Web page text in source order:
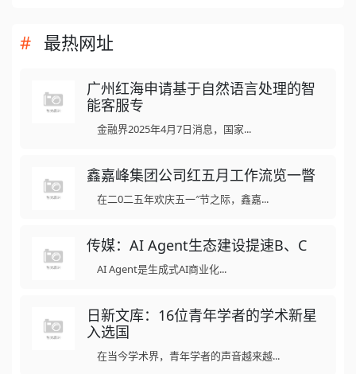
最热网址
广州红海申请基于自然语言处理的智
能客服专
金融界2025年4月7日消息，国家...
鑫嘉峰集团公司红五月工作流览一瞥
在二0二五年欢庆五一″节之际，鑫嘉...
传媒：AI Agent生态建设提速B、C
AI Agent是生成式AI商业化...
日新文库：16位青年学者的学术新星
入选国
在当今学术界，青年学者的声音越来越...